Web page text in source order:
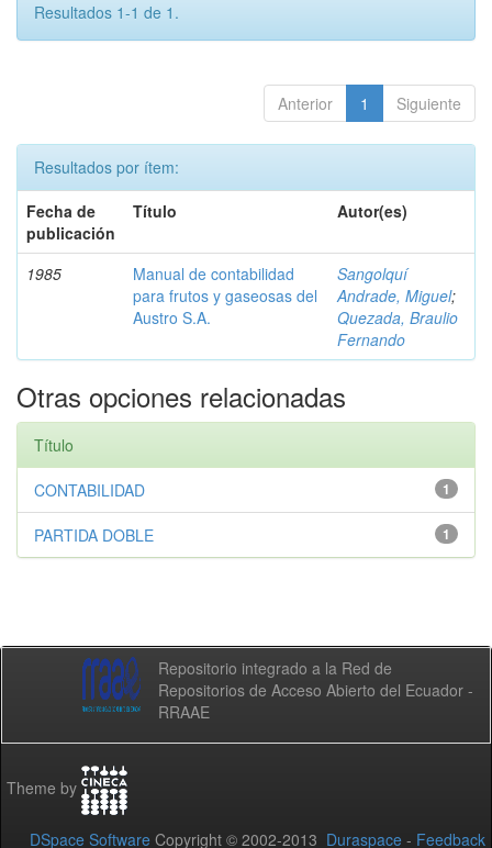
Resultados 1-1 de 1.
Anterior 1 Siguiente
Resultados por ítem:
Fecha de
publicación
Título Autor(es)
1985
Manual de contabilidad
para frutos y gaseosas del
Austro S.A.
Sangolquí
Andrade, Miguel;
Quezada, Braulio
Fernando
Otras opciones relacionadas
Título
1
CONTABILIDAD
1
PARTIDA DOBLE
Repositorio integrado a la Red de
Repositorios de Acceso Abierto del Ecuador -
RRAAE
Theme by
DSpace Software Copyright © 2002-2013 Duraspace - Feedback